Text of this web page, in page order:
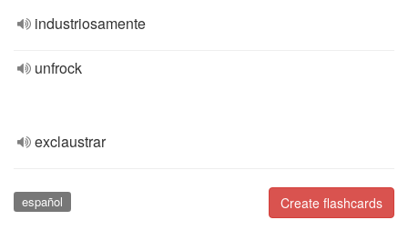
industriosamente
unfrock
exclaustrar
Create flashcards
español